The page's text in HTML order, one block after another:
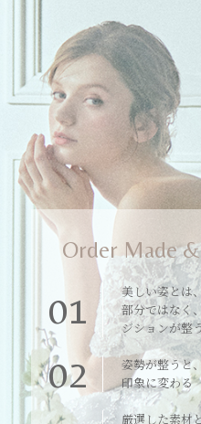
Order Made
01
美しい姿とは
部分ではなく
ジションが整
02
姿勢が整うと
印象に変わる
厳選した素材